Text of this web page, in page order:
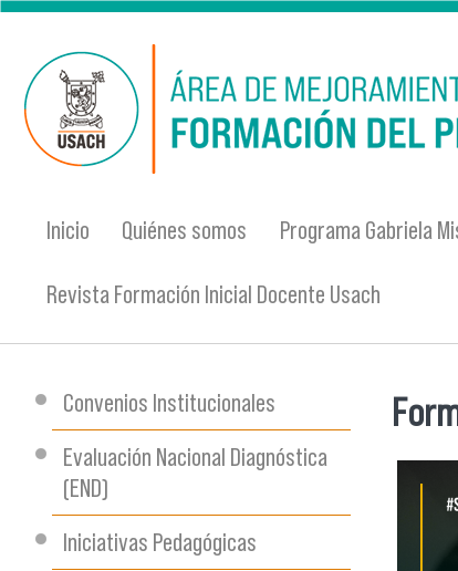
Pasar al contenido principal
Inicio Quiénes somos Programa Gabriela
Revista Formación Inicial Docente Usach
Convenios Institucionales
Evaluación Nacional Diagnóstica
(END)
Iniciativas Pedagógicas
Se